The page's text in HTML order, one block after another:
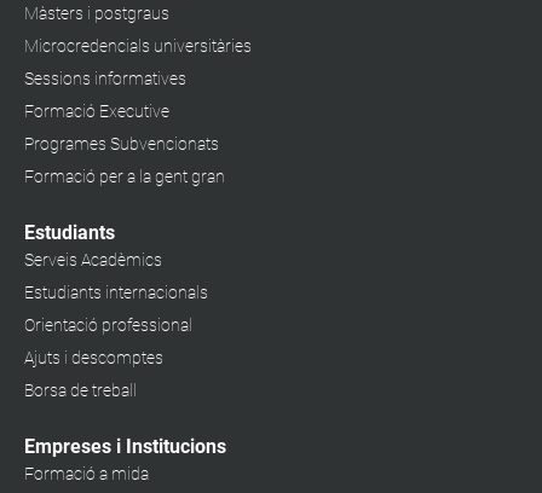
Màsters i postgraus
Microcredencials universitàries
Sessions informatives
Formació Executive
Programes Subvencionats
Formació per a la gent gran
Estudiants
Serveis Acadèmics
Estudiants internacionals
Orientació professional
Ajuts i descomptes
Borsa de treball
Empreses i Institucions
Formació a mida